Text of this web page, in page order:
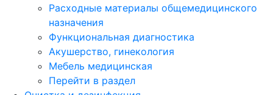
Расходные материалы общемедицинского
назначения
Функциональная диагностика
Акушерство, гинекология
Мебель медицинская
Перейти в раздел